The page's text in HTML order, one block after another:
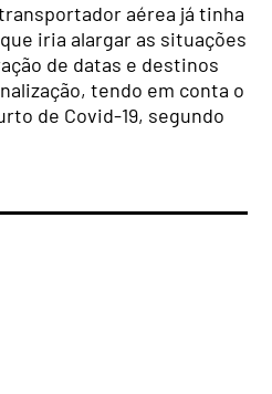
aérea já tinha
iria alargar as situações
de datas e destinos
tendo em conta o
de Covid-19, segundo